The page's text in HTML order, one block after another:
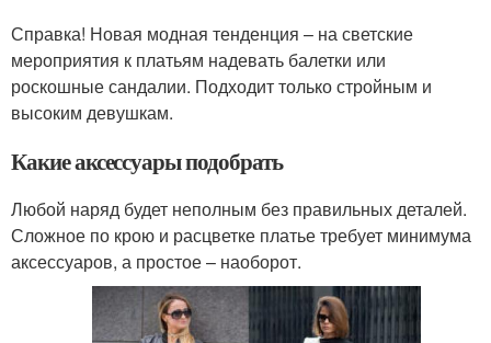
Справка! Новая модная тенденция – на светские
мероприятия к платьям надевать балетки или
роскошные сандалии. Подходит только стройным и
высоким девушкам.
Какие аксессуары подобрать
Любой наряд будет неполным без правильных деталей.
Сложное по крою и расцветке платье требует минимума
аксессуаров, а простое – наоборот.